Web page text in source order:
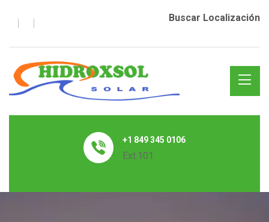
Buscar Localización
+1 849 345 0106
Ext.101